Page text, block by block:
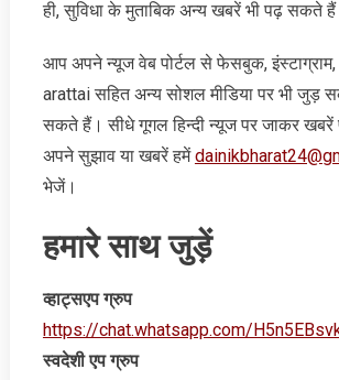
ही, सुविधा के मुताबिक अन्‍य खबरें भी पढ़ सकते
आप अपने न्‍यूज वेब पोर्टल से फेसबुक, इंस्‍टाग्राम,
arattai सहित अन्‍य सोशल मीडिया पर भी जुड़
सकते हैं। सीधे गूगल हिन्‍दी न्‍यूज पर जाकर
अपने सुझाव या खबरें हमें
भेजें।
हमारे साथ जुड़ें
व्‍हाट्सएप ग्रुप
https://chat.whatsapp.com/
स्‍वदेशी एप ग्रुप